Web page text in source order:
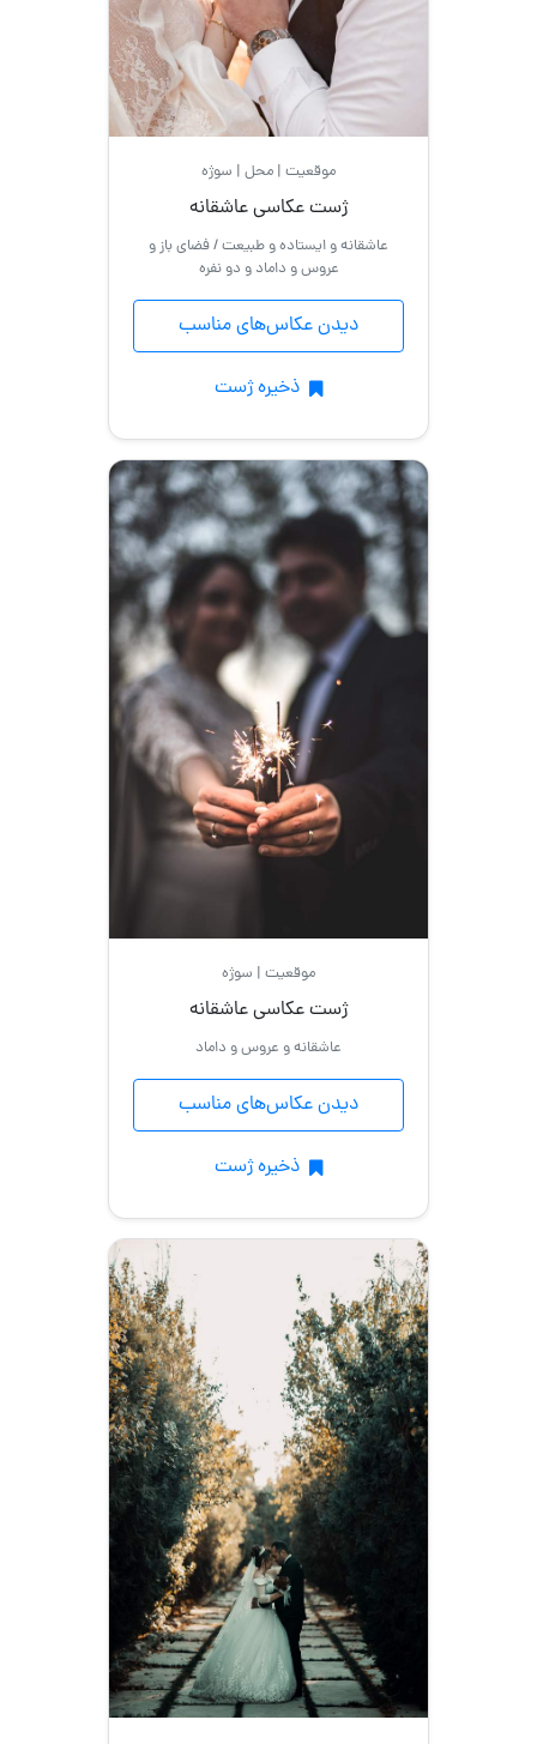
موقعیت | محل | سوژه
ژست عکاسی عاشقانه
عاشقانه و ایستاده و طبیعت / فضای باز و
عروس و داماد و دو نفره
دیدن عکاس‌های مناسب
ذخیره ژست
موقعیت | سوژه
ژست عکاسی عاشقانه
عاشقانه و عروس و داماد
دیدن عکاس‌های مناسب
ذخیره ژست